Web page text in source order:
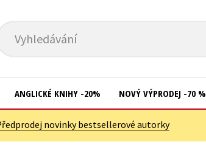
Vyhledávání
ANGLICKÉ KNIHY -20% NOVÝ VÝPRODEJ -70 %
novinky bestsellerové autorky